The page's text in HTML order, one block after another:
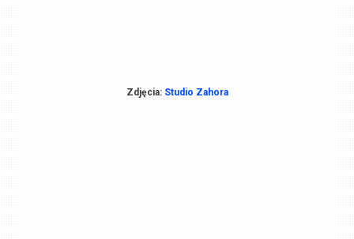
Zdjęcia: Studio Zahora